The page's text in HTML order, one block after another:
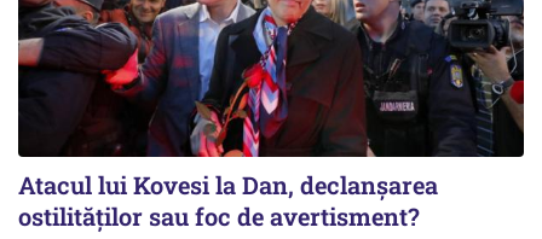
Atacul lui Kovesi la Dan, declanșarea
ostilităților sau foc de avertisment?